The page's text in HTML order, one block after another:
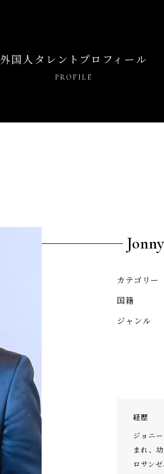
外国人タレントプロフィール
PROFILE
カテゴリー
国籍
ジャンル
経歴
ジョニ
まれ、
ロサン